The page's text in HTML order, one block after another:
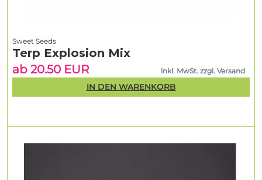
Sweet Seeds
Terp Explosion Mix
ab 20.50 EUR
inkl. MwSt. zzgl. Versand
IN DEN WARENKORB